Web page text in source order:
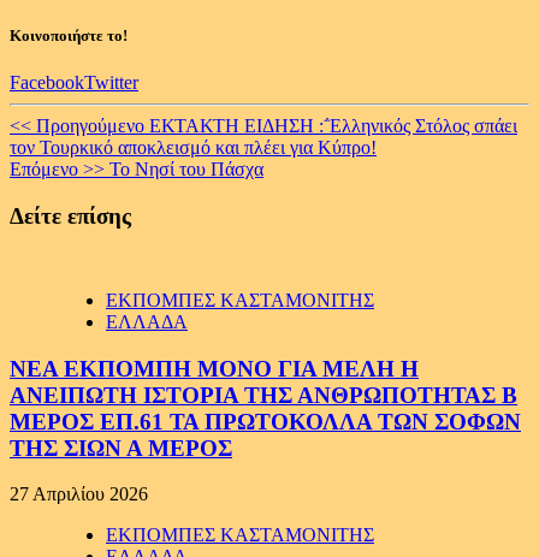
Κοινοποιήστε το!
FacebookTwitter
Continue
Reading
<< Προηγούμενο ΕΚΤΑΚΤΗ ΕΙΔΗΣΗ :΅Ελληνικός Στόλος σπάει
τον Τουρκικό αποκλεισμό και πλέει για Κύπρο!
Επόμενο >> To Νησί του Πάσχα
Δείτε επίσης
ΕΚΠΟΜΠΕΣ ΚΑΣΤΑΜΟΝΙΤΗΣ
ΕΛΛΑΔΑ
ΝΕΑ ΕΚΠΟΜΠΗ ΜΟΝΟ ΓΙΑ ΜΕΛΗ Η
ΑΝΕΙΠΩΤΗ ΙΣΤΟΡΙΑ ΤΗΣ ΑΝΘΡΩΠΟΤΗΤΑΣ Β
ΜΕΡΟΣ ΕΠ.61 ΤΑ ΠΡΩΤΟΚΟΛΛΑ ΤΩΝ ΣΟΦΩΝ
ΤΗΣ ΣΙΩΝ Α ΜΕΡΟΣ
27 Απριλίου 2026
ΕΚΠΟΜΠΕΣ ΚΑΣΤΑΜΟΝΙΤΗΣ